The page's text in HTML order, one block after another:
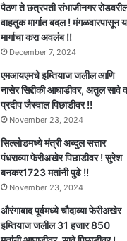
पैठण ते छत्रपती संभाजीनगर
वाहतुक मार्गात बदल ! मंगळवारपासून
मार्गाचा करा अवलंब !!
December 7, 2024
एमआयएमचे इम्तियाज जलील आणि
नासेर सिद्दीकी आघाडीवर, अतुल सावे
प्रदीप जैस्वाल पिछाडीवर !!
November 23, 2024
सिल्लोडमध्ये मंत्री अब्दुल सत्तार
पंधराव्या फेरीअखेर पिछाडीवर ! सुरेश
बनकर1723 मतांनी पुढे !!
November 23, 2024
औरंगाबाद पूर्वमध्ये चौदाव्या फेरीअखेर
इम्तियाज जलील 31 हजार 850